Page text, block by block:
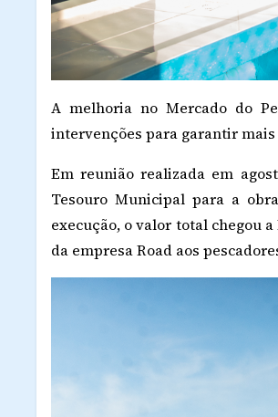
A melhoria no Mercado do
intervenções para garantir
Em reunião realizada em
Tesouro Municipal para a
execução, o valor total chegou a
da empresa Road aos